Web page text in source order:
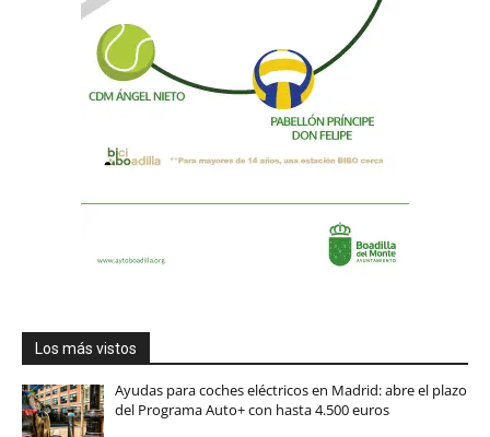
Los más vistos
Ayudas para coches eléctricos en Madrid: abre el plazo
del Programa Auto+ con hasta 4.500 euros